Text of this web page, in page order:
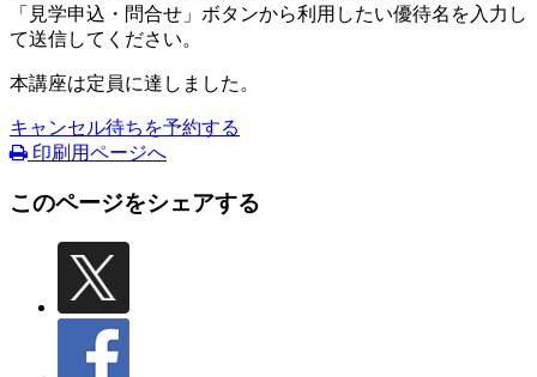
「見学申込・問合せ」ボタンから利用したい優待名を入力し
て送信してください。
本講座は定員に達しました。
キャンセル待ちを予約する
印刷用ページへ
このページをシェアする